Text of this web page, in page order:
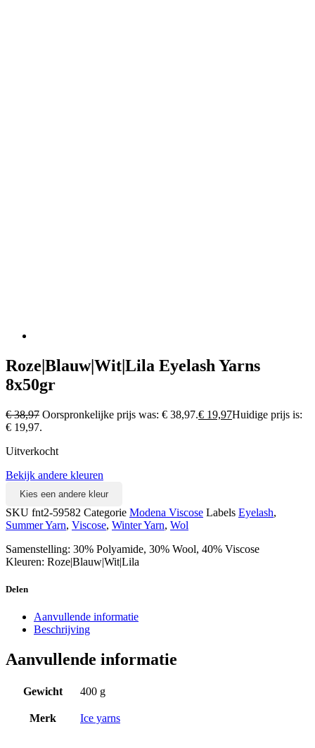
Roze|Blauw|Wit|Lila Eyelash Yarns
8x50gr
€38,97 Oorspronkelijke prijs was: € 38,97.€ 19,97Huidige prijs is:
€ 19,97.
Uitverkocht
Bekijk andere kleuren
Kies een andere kleur
SKU fnt2-59582 Categorie Modena Viscose Labels Eyelash,
Summer Yarn, Viscose, Winter Yarn, Wol
Samenstelling: 30% Polyamide, 30% Wool, 40% Viscose
Kleuren: Roze|Blauw|Wit|Lila
Delen
Aanvullende informatie
Beschrijving
Aanvullende informatie
Gewicht 400 g
Merk Ice yarns